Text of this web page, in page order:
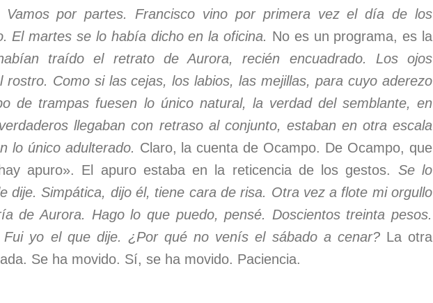
Vamos por partes. Francisco vino por primera vez el día de los
El martes se lo había dicho en la oficina. No es un programa, es la
traído el retrato de Aurora, recién encuadrado. Los ojos
rostro. Como si las cejas, los labios, las mejillas, para cuyo aderezo
de trampas fuesen lo único natural, la verdad del semblante, en
llegaban con retraso al conjunto, estaban en otra escala
lo único adulterado. Claro, la cuenta de Ocampo. De Ocampo, que
apuro». El apuro estaba en la reticencia de los gestos. Se lo
dije. Simpática, dijo él, tiene cara de risa. Otra vez a flote mi orgullo
de Aurora. Hago lo que puedo, pensé. Doscientos treinta pesos.
Fui yo el que dije. ¿Por qué no venís el sábado a cenar?La otra
Se ha movido. Sí, se ha movido. Paciencia.